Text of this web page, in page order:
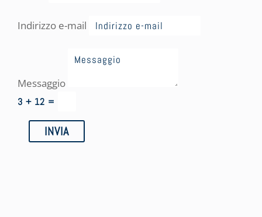
Indirizzo e-mail
Messaggio
3 + 12 =
INVIA